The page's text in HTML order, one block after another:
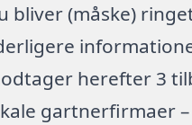
bliver (måske)
herefter 3
gartnerfirmaer